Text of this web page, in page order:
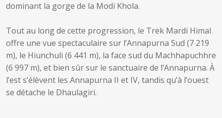
dominant la gorge de la Modi Khola.
Tout au long de cette progression, le Trek Mardi Himal
offre une vue spectaculaire sur l’Annapurna Sud (7 219
m), le Hiunchuli (6 441 m), la face sud du Machhapuchhre
(6 997 m), et bien sûr sur le sanctuaire de l’Annapurna. À
l’est s’élèvent les Annapurna II et IV, tandis qu’à l’ouest
se détache le Dhaulagiri.